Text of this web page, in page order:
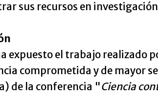
sus recursos en
expuesto el trabajo realizado
comprometida y de mayor
de la conferencia "Ciencia